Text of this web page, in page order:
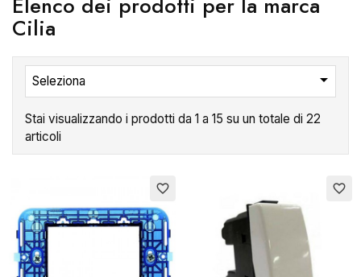
Elenco dei prodotti per la marca
Cilia
Seleziona 
Stai visualizzando i prodotti da 1 a 15 su un totale di 22
articoli
favorite_border favorite_border